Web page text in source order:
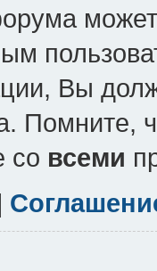
может
Вы
Помните,
со всеми